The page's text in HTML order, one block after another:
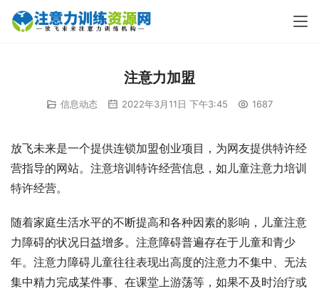
注意力加盟
信息动态 2022年3月11日 下午3:45 1687
放飞未来是一个提供连锁加盟创业项目，为网友提供特许经
营指导的网站。注意培训特许经营信息，如儿童注意力培训
特许经营。
随着家庭生活水平的不断提高和各种因素的影响，儿童注意
力障碍的状况日益增多。注意障碍普遍存在于儿童和青少
年。注意力障碍儿童往往表现出高度的注意力不集中、无法
集中精力完成某件事、在课堂上游荡等，如果不及时治疗或